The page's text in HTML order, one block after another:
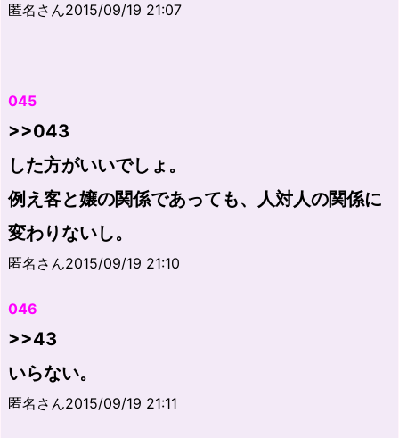
匿名さん2015/09/19 21:07
045
>>043
した方がいいでしょ。
例え客と嬢の関係であっても、人対人の関係に
変わりないし。
匿名さん2015/09/19 21:10
046
>>43
いらない。
匿名さん2015/09/19 21:11